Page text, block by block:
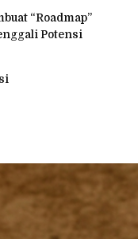
“Roadmap”
Potensi